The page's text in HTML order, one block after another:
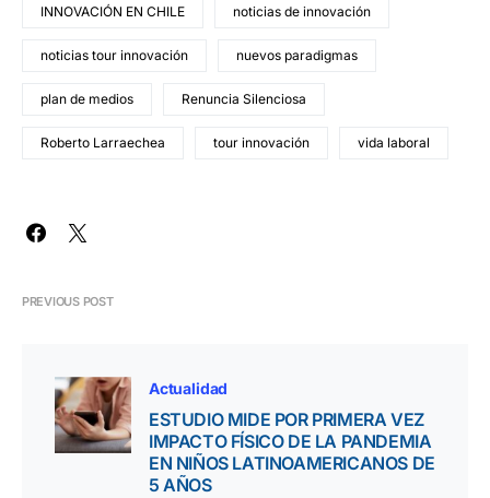
INNOVACIÓN EN CHILE noticias de innovación
noticias tour innovación nuevos paradigmas
plan de medios Renuncia Silenciosa
Roberto Larraechea tour innovación vida laboral
PREVIOUS POST
Actualidad
ESTUDIO MIDE POR PRIMERA VEZ
IMPACTO FÍSICO DE LA PANDEMIA
EN NIÑOS LATINOAMERICANOS DE
5 AÑOS